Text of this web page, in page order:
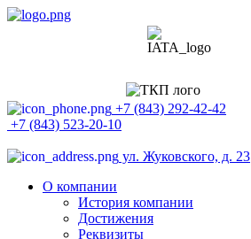
+7 (843) 292-42-42
+7 (843) 523-20-10
ул. Жуковского, д. 23
О компании
История компании
Достижения
Реквизиты